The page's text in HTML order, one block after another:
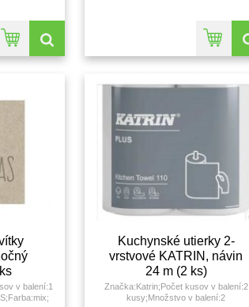
v balení:1
Kuchynské utierky 2-
vrstvové KATRIN, návin
24 m (2 ks)
Značka:Katrin;Počet kusov v balení:2
kusy;Množstvo v balení:2